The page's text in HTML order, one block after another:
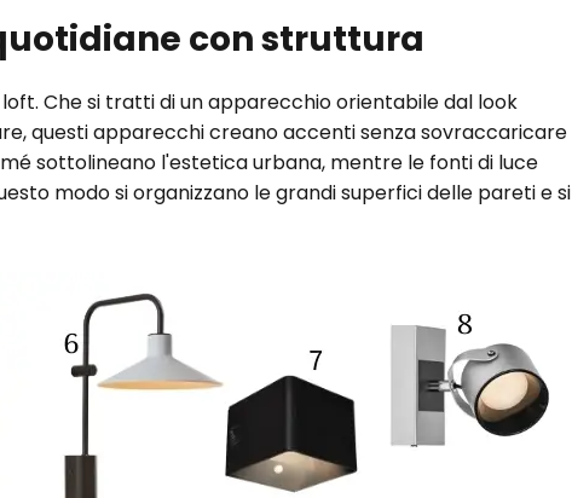
con struttura
Che si tratti di un apparecchio orientabile dal look
questi apparecchi creano accenti senza sovraccaricare
sottolineano l'estetica urbana, mentre le fonti di luce
modo si organizzano le grandi superfici delle pareti e si